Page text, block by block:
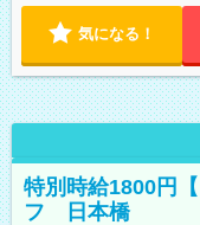
気になる！
特別時給1800円
フ 日本橋